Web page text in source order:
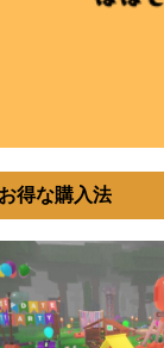
得な購入法